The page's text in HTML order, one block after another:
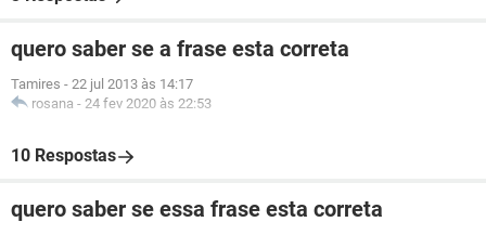
quero saber se a frase esta correta
Tamires - 22 jul 2013 às 14:17
rosana - 24 fev 2020 às 22:53
10 Respostas
quero saber se essa frase esta correta